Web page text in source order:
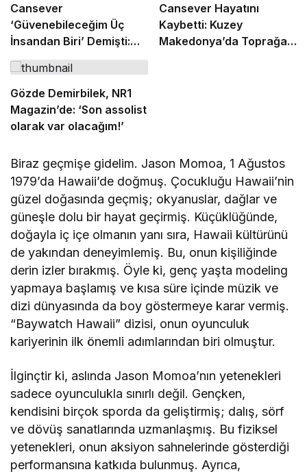
Cansever
‘Güvenebileceğim Üç
İnsandan Biri’ Demişti:
Mahmut Görgen’den
Cansever’e Duygusal
Veda
Cansever Hayatını
Kaybetti: Kuzey
Makedonya’da Toprağa
Gözde Demirbilek, NR1
Magazin’de: ‘Son assolist
olarak var olacağım!’
Biraz geçmişe gidelim. Jason Momoa, 1 Ağustos
1979’da Hawaii’de doğmuş. Çocukluğu Hawaii’nin
güzel doğasında geçmiş; okyanuslar, dağlar ve
güneşle dolu bir hayat geçirmiş. Küçüklüğünde,
doğayla iç içe olmanın yanı sıra, Hawaii kültürünü
de yakından deneyimlemiş. Bu, onun kişiliğinde
derin izler bırakmış. Öyle ki, genç yaşta modeling
yapmaya başlamış ve kısa süre içinde müzik ve
dizi dünyasında da boy göstermeye karar vermiş.
“Baywatch Hawaii” dizisi, onun oyunculuk
kariyerinin ilk önemli adımlarından biri olmuştur.
İlginçtir ki, aslında Jason Momoa’nın yetenekleri
sadece oyunculukla sınırlı değil. Gençken,
kendisini birçok sporda da geliştirmiş; dalış, sörf
ve dövüş sanatlarında uzmanlaşmış. Bu fiziksel
yetenekleri, onun aksiyon sahnelerinde gösterdiği
performansına katkıda bulunmuş. Ayrıca,